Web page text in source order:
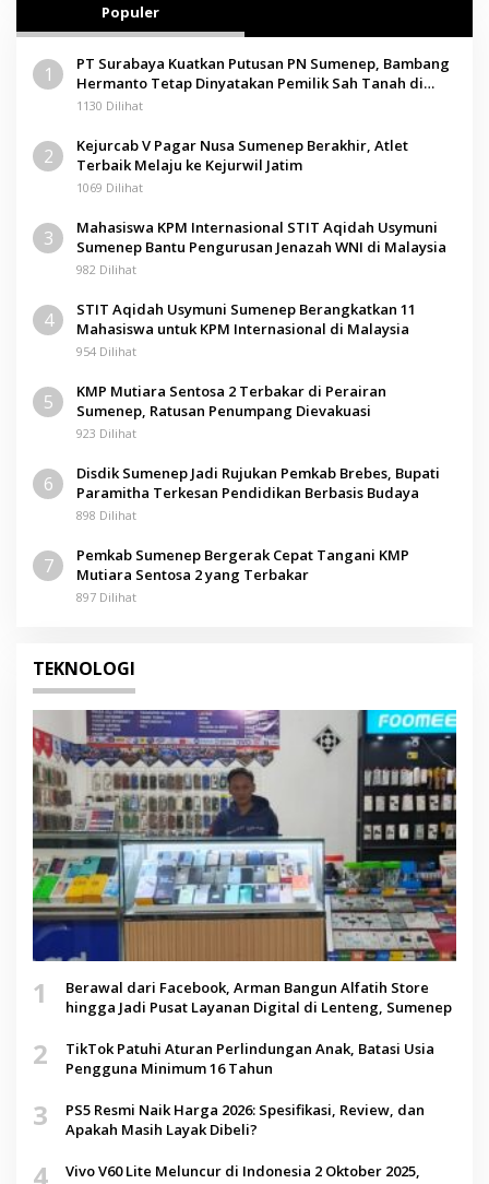
Populer
1
PT Surabaya Kuatkan Putusan PN Sumenep, Bambang
Hermanto Tetap Dinyatakan Pemilik Sah Tanah di
Pamolokan
1130 Dilihat
2
Kejurcab V Pagar Nusa Sumenep Berakhir, Atlet
Terbaik Melaju ke Kejurwil Jatim
1069 Dilihat
3
Mahasiswa KPM Internasional STIT Aqidah Usymuni
Sumenep Bantu Pengurusan Jenazah WNI di Malaysia
982 Dilihat
4
STIT Aqidah Usymuni Sumenep Berangkatkan 11
Mahasiswa untuk KPM Internasional di Malaysia
954 Dilihat
5
KMP Mutiara Sentosa 2 Terbakar di Perairan
Sumenep, Ratusan Penumpang Dievakuasi
923 Dilihat
6
Disdik Sumenep Jadi Rujukan Pemkab Brebes, Bupati
Paramitha Terkesan Pendidikan Berbasis Budaya
898 Dilihat
7
Pemkab Sumenep Bergerak Cepat Tangani KMP
Mutiara Sentosa 2 yang Terbakar
897 Dilihat
TEKNOLOGI
1
Berawal dari Facebook, Arman Bangun Alfatih Store
hingga Jadi Pusat Layanan Digital di Lenteng, Sumenep
2
TikTok Patuhi Aturan Perlindungan Anak, Batasi Usia
Pengguna Minimum 16 Tahun
3
PS5 Resmi Naik Harga 2026: Spesifikasi, Review, dan
Apakah Masih Layak Dibeli?
4
Vivo V60 Lite Meluncur di Indonesia 2 Oktober 2025,